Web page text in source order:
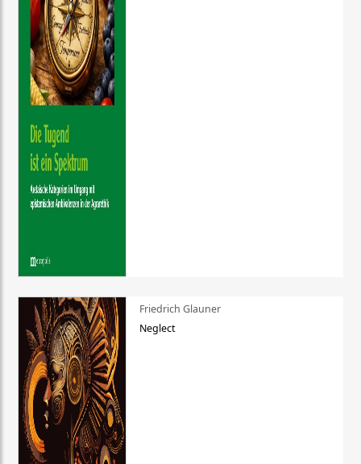
Friedrich Glauner
Neglect